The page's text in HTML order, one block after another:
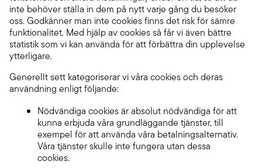
inte behöver ställa in dem på nytt varje gång du besöker
oss. Godkänner man inte cookies finns det risk för sämre
funktionalitet. Med hjälp av cookies så får vi även bättre
statistik som vi kan använda för att förbättra din upplevelse
ytterligare.
Generellt sett kategoriserar vi våra cookies och deras
användning enligt följande:
Nödvändiga cookies är absolut nödvändiga för att
kunna erbjuda våra grundläggande tjänster, till
exempel för att använda våra betalningsalternativ.
Våra tjänster skulle inte fungera utan dessa
cookies.